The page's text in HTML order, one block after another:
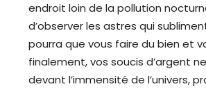
endroit loin de la pollution
d’observer les astres qui
pourra que vous faire du bien et
finalement, vos soucis d’argent
devant l’immensité de l’univers,